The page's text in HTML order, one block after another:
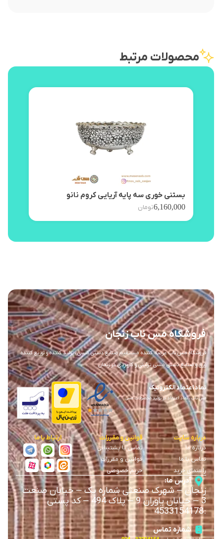
محصولات مرتبط
بستنی خوری سه پایه آریایی کروم نانو
6,160,000تومان
فروشگاه مس ناب زنجان
فروشگاه مس ناب عرضه کننده مستقیم صنایع دستی مسی ، تولید کننده و توزیع کننده
ورق و صنایع دستی مسی تزئینی و کاربردی در زنجان
نماد اعتماد الکترونیک
مس ناب ، نماد اعتماد در تولید محصولات مسی
درباره سایت
درباره ما
تماس با ما
راهنمای خرید
قوانین و مقررات
تماس با پشتیبانی
قوانین و مقررات
حریم خصوصی
ارتباط با ما
آدرس ما:
زنجان–شهرک صنعتی شماره یک–خیابان صنعت
3
–خیابان یاوران 9 –
پلاک 494 – کد پستی
:
4533154178
شماره تماس